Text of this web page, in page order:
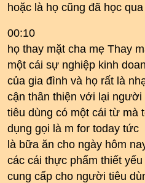
hoặc là họ cũng đã học
00:10
họ thay mặt cha mẹ Thay
một cái sự nghiệp kinh
của gia đình và họ rất là
cận thân thiện với lại người
tiêu dùng có một cái từ mà
dụng gọi là m for today tức
là bữa ăn cho ngày hôm
các cái thực phẩm thiết yếu
cung cấp cho người tiêu